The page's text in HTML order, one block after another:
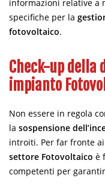
informazioni relative a
specifiche per la
fotovoltaico.
Check-up della
impianto
Non essere in regola
la sospensione
introiti. Per far fronte
settore Fotovoltaico è
competenti per